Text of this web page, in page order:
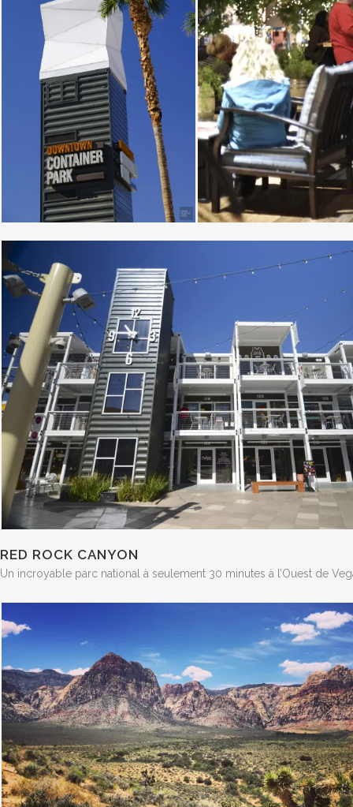
RED ROCK CANYON
Un incroyable parc national à seulement 30 minutes à l’Ouest de